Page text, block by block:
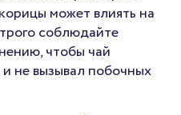
может влиять на
соблюдайте
чтобы чай
не вызывал побочных